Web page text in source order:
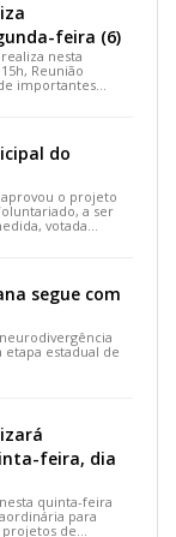
feira (6)
nesta
Reunião
importantes
do
o projeto
a ser
votada
segue com
estadual de
feira, dia
quinta-feira
para
de